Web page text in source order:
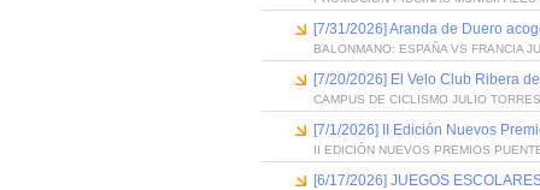
[7/31/2026] Aranda de Duero
BALONMANO: ESPAÑA VS FRANCIA
[7/20/2026] El Velo Club Ribera
CAMPUS DE CICLISMO JULIO
[7/1/2026] II Edición Nuevos
II EDICIÓN NUEVOS PREMIOS
[6/17/2026] JUEGOS